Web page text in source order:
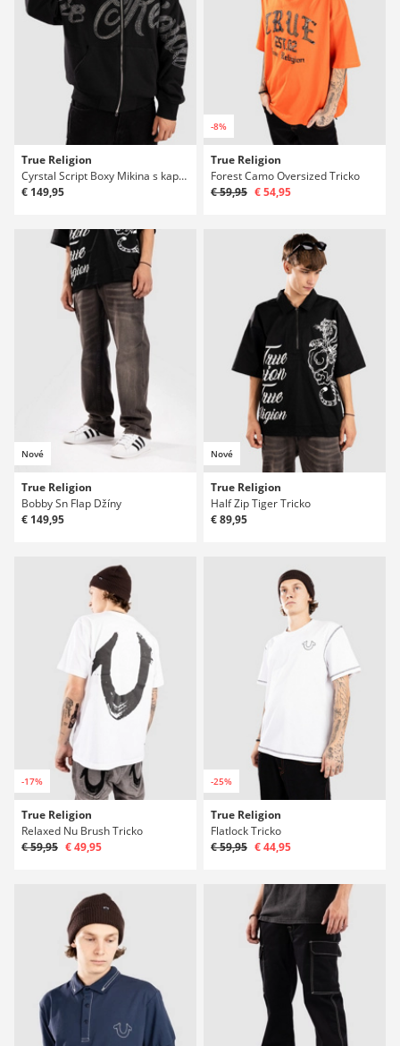
True Religion
Cyrstal Script Boxy Mikina s kapucí na zip
€ 149,95
-8%
True Religion
Forest Camo Oversized Tricko
€ 59,95 € 54,95
Nové
True Religion
Bobby Sn Flap Džíny
€ 149,95
Nové
True Religion
Half Zip Tiger Tricko
€ 89,95
-17%
True Religion
Relaxed Nu Brush Tricko
€ 59,95 € 49,95
-25%
True Religion
Flatlock Tricko
€ 59,95 € 44,95